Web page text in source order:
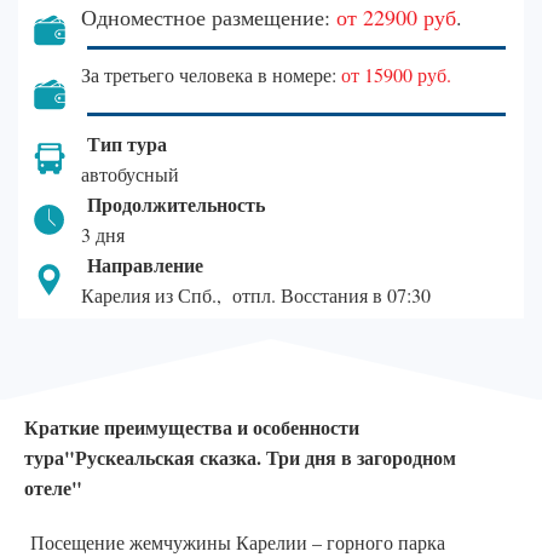
Одноместное размещение: от 22900 руб.
За третьего человека в номере: от 15900руб.
Тип тура
автобусный
Продолжительность
3 дня
Направление
Карелия из Спб., отпл. Восстания в 07:30
Краткие преимущества и особенности
тура"Рускеальская сказка. Три дня в загородном
отеле"
Посещение жемчужины Карелии – горного парка